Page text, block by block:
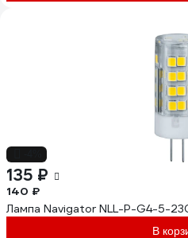
135 ₽
140 ₽
Лампа Navigator NLL-P-G4-5-
В